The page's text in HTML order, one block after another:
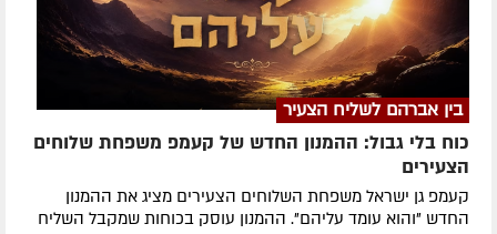
בין אברהם לשליח הצעיר
כוח בלי גבול: ההמנון החדש של קעמפ משפחת שלוחים
הצעירים
קעמפ גן ישראל משפחת השלוחים הצעירים מציג את ההמנון
החדש "והוא עומד עליהם". ההמנון עוסק בכוחות שמקבל השליח